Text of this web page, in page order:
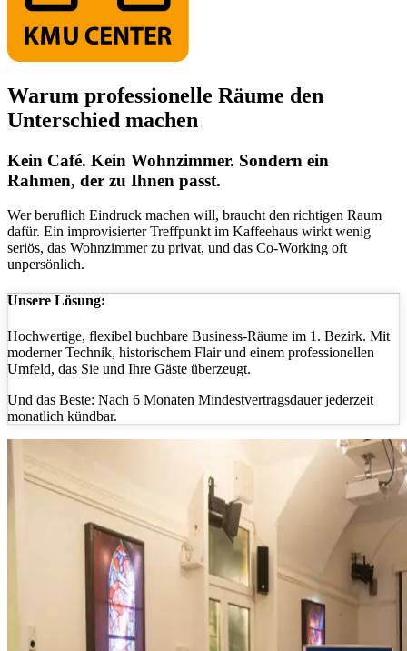
Warum professionelle Räume den
Unterschied machen
Kein Café. Kein Wohnzimmer. Sondern ein
Rahmen, der zu Ihnen passt.
Wer beruflich Eindruck machen will, braucht den richtigen Raum
dafür. Ein improvisierter Treffpunkt im Kaffeehaus wirkt wenig
seriös, das Wohnzimmer zu privat, und das Co-Working oft
unpersönlich.
Unsere Lösung:
Hochwertige, flexibel buchbare Business-Räume im 1. Bezirk. Mit
moderner Technik, historischem Flair und einem professionellen
Umfeld, das Sie und Ihre Gäste überzeugt.
Und das Beste: Nach 6 Monaten Mindestvertragsdauer jederzeit
monatlich kündbar.